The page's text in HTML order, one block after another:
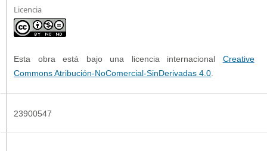
Licencia
Esta obra está bajo una licencia internacional Creative
Commons Atribución-NoComercial-SinDerivadas 4.0
23900547